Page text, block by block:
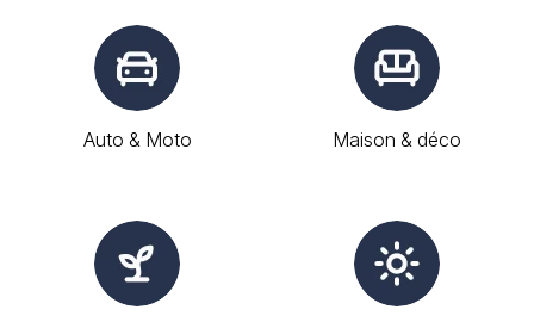
Auto & Moto Maison & déco